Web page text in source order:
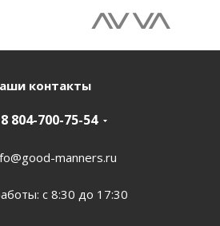
контакты
8 804-700-75-54
manners.ru
с 8:30 до 17:30